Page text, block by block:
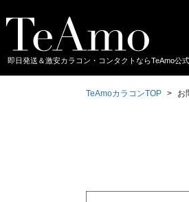
即日発送＆激安カラコン・コンタクトならTeAmo公式
TeAmoカラコンTOP お